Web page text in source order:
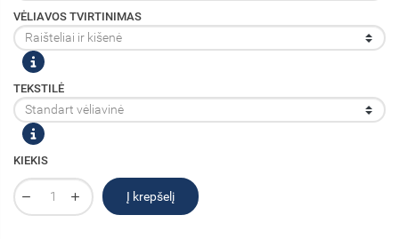
VĖLIAVOS TVIRTINIMAS
TEKSTILĖ
KIEKIS
Į krepšelį